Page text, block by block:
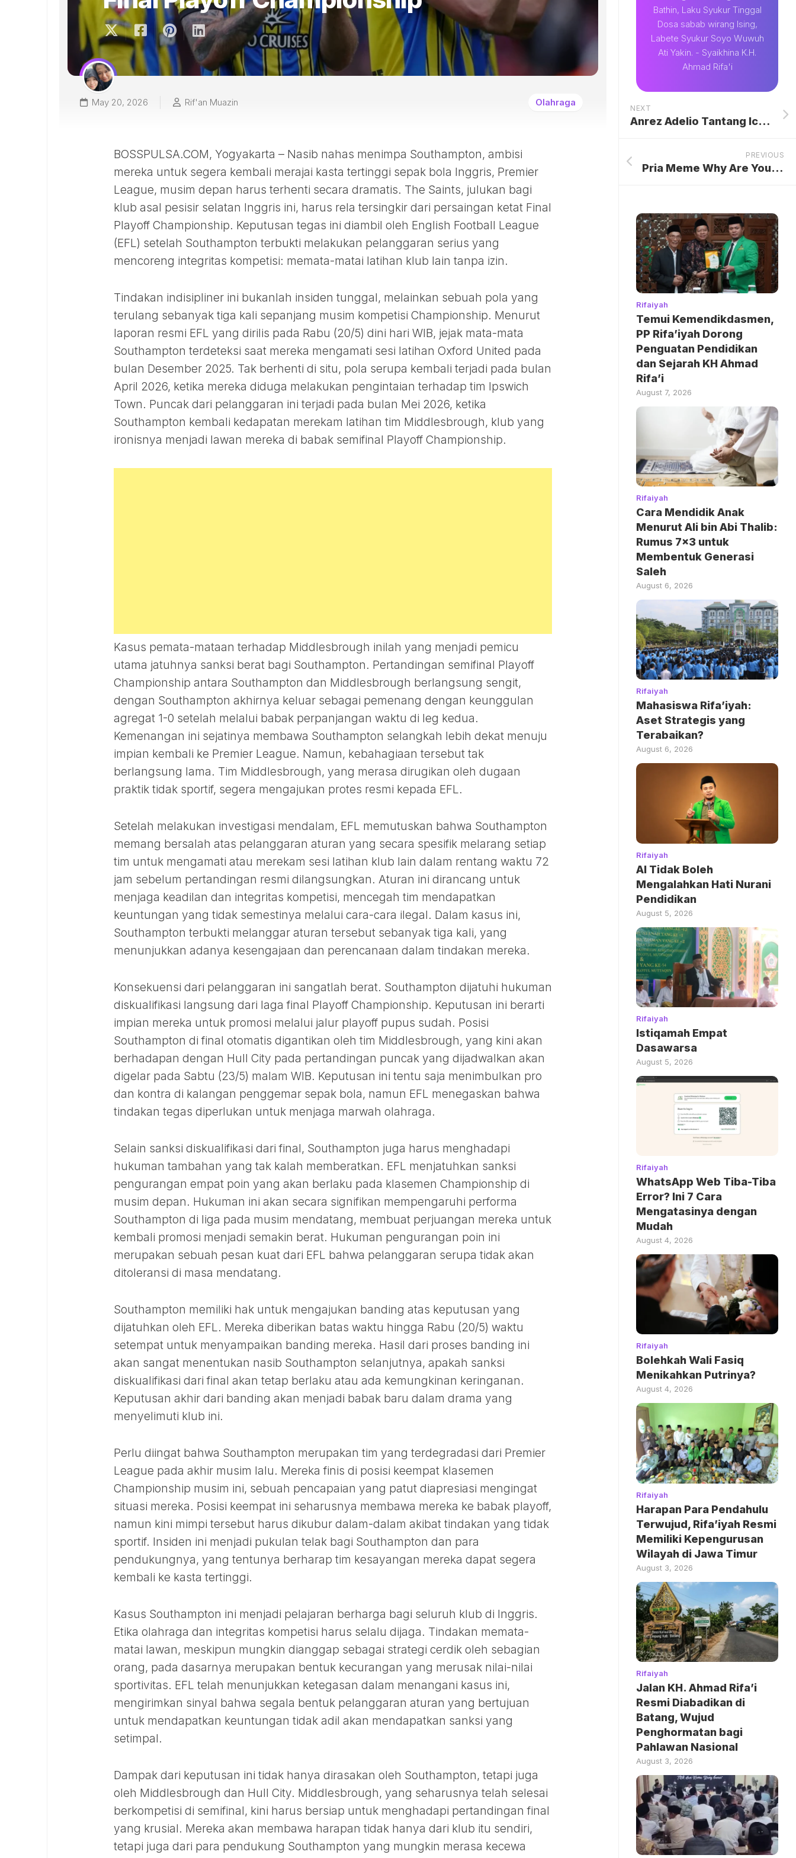
May 20, 2026 Rif'an Muazin Olahraga
BOSSPULSA.COM, Yogyakarta – Nasib nahas menimpa Southampton, ambisi
mereka untuk segera kembali merajai kasta tertinggi sepak bola Inggris, Premier
League, musim depan harus terhenti secara dramatis. The Saints, julukan bagi
klub asal pesisir selatan Inggris ini, harus rela tersingkir dari persaingan ketat Final
Playoff Championship. Keputusan tegas ini diambil oleh English Football League
(EFL) setelah Southampton terbukti melakukan pelanggaran serius yang
mencoreng integritas kompetisi: memata-matai latihan klub lain tanpa izin.
Tindakan indisipliner ini bukanlah insiden tunggal, melainkan sebuah pola yang
terulang sebanyak tiga kali sepanjang musim kompetisi Championship. Menurut
laporan resmi EFL yang dirilis pada Rabu (20/5) dini hari WIB, jejak mata-mata
Southampton terdeteksi saat mereka mengamati sesi latihan Oxford United pada
bulan Desember 2025. Tak berhenti di situ, pola serupa kembali terjadi pada bulan
April 2026, ketika mereka diduga melakukan pengintaian terhadap tim Ipswich
Town. Puncak dari pelanggaran ini terjadi pada bulan Mei 2026, ketika
Southampton kembali kedapatan merekam latihan tim Middlesbrough, klub yang
ironisnya menjadi lawan mereka di babak semifinal Playoff Championship.
Kasus pemata-mataan terhadap Middlesbrough inilah yang menjadi pemicu
utama jatuhnya sanksi berat bagi Southampton. Pertandingan semifinal Playoff
Championship antara Southampton dan Middlesbrough berlangsung sengit,
dengan Southampton akhirnya keluar sebagai pemenang dengan keunggulan
agregat 1-0 setelah melalui babak perpanjangan waktu di leg kedua.
Kemenangan ini sejatinya membawa Southampton selangkah lebih dekat menuju
impian kembali ke Premier League. Namun, kebahagiaan tersebut tak
berlangsung lama. Tim Middlesbrough, yang merasa dirugikan oleh dugaan
praktik tidak sportif, segera mengajukan protes resmi kepada EFL.
Setelah melakukan investigasi mendalam, EFL memutuskan bahwa Southampton
memang bersalah atas pelanggaran aturan yang secara spesifik melarang setiap
tim untuk mengamati atau merekam sesi latihan klub lain dalam rentang waktu 72
jam sebelum pertandingan resmi dilangsungkan. Aturan ini dirancang untuk
menjaga keadilan dan integritas kompetisi, mencegah tim mendapatkan
keuntungan yang tidak semestinya melalui cara-cara ilegal. Dalam kasus ini,
Southampton terbukti melanggar aturan tersebut sebanyak tiga kali, yang
menunjukkan adanya kesengajaan dan perencanaan dalam tindakan mereka.
Konsekuensi dari pelanggaran ini sangatlah berat. Southampton dijatuhi hukuman
diskualifikasi langsung dari laga final Playoff Championship. Keputusan ini berarti
impian mereka untuk promosi melalui jalur playoff pupus sudah. Posisi
Southampton di final otomatis digantikan oleh tim Middlesbrough, yang kini akan
berhadapan dengan Hull City pada pertandingan puncak yang dijadwalkan akan
digelar pada Sabtu (23/5) malam WIB. Keputusan ini tentu saja menimbulkan pro
dan kontra di kalangan penggemar sepak bola, namun EFL menegaskan bahwa
tindakan tegas diperlukan untuk menjaga marwah olahraga.
Selain sanksi diskualifikasi dari final, Southampton juga harus menghadapi
hukuman tambahan yang tak kalah memberatkan. EFL menjatuhkan sanksi
pengurangan empat poin yang akan berlaku pada klasemen Championship di
musim depan. Hukuman ini akan secara signifikan mempengaruhi performa
Southampton di liga pada musim mendatang, membuat perjuangan mereka untuk
kembali promosi menjadi semakin berat. Hukuman pengurangan poin ini
merupakan sebuah pesan kuat dari EFL bahwa pelanggaran serupa tidak akan
ditoleransi di masa mendatang.
Southampton memiliki hak untuk mengajukan banding atas keputusan yang
dijatuhkan oleh EFL. Mereka diberikan batas waktu hingga Rabu (20/5) waktu
setempat untuk menyampaikan banding mereka. Hasil dari proses banding ini
akan sangat menentukan nasib Southampton selanjutnya, apakah sanksi
diskualifikasi dari final akan tetap berlaku atau ada kemungkinan keringanan.
Keputusan akhir dari banding akan menjadi babak baru dalam drama yang
menyelimuti klub ini.
Perlu diingat bahwa Southampton merupakan tim yang terdegradasi dari Premier
League pada akhir musim lalu. Mereka finis di posisi keempat klasemen
Championship musim ini, sebuah pencapaian yang patut diapresiasi mengingat
situasi mereka. Posisi keempat ini seharusnya membawa mereka ke babak playoff,
namun kini mimpi tersebut harus dikubur dalam-dalam akibat tindakan yang tidak
sportif. Insiden ini menjadi pukulan telak bagi Southampton dan para
pendukungnya, yang tentunya berharap tim kesayangan mereka dapat segera
kembali ke kasta tertinggi.
Kasus Southampton ini menjadi pelajaran berharga bagi seluruh klub di Inggris.
Etika olahraga dan integritas kompetisi harus selalu dijaga. Tindakan memata-
matai lawan, meskipun mungkin dianggap sebagai strategi cerdik oleh sebagian
orang, pada dasarnya merupakan bentuk kecurangan yang merusak nilai-nilai
sportivitas. EFL telah menunjukkan ketegasan dalam menangani kasus ini,
mengirimkan sinyal bahwa segala bentuk pelanggaran aturan yang bertujuan
untuk mendapatkan keuntungan tidak adil akan mendapatkan sanksi yang
setimpal.
Dampak dari keputusan ini tidak hanya dirasakan oleh Southampton, tetapi juga
oleh Middlesbrough dan Hull City. Middlesbrough, yang seharusnya telah selesai
berkompetisi di semifinal, kini harus bersiap untuk menghadapi pertandingan final
yang krusial. Mereka akan membawa harapan tidak hanya dari klub itu sendiri,
tetapi juga dari para pendukung Southampton yang mungkin merasa kecewa
Bathin, Laku Syukur Tinggal
Dosa sabab wirang Ising,
Labete Syukur Soyo Wuwuh
Ati Yakin. - Syaikhina K.H.
Ahmad Rifa'i
NEXT
Anrez Adelio Tantang Icel Tes DNA demi Buktikan Status Anak
PREVIOUS
Pria Meme Why Are You Gay, Ini Kondisinya Sekarang
Rifaiyah
Temui Kemendikdasmen,
PP Rifa’iyah Dorong
Penguatan Pendidikan
dan Sejarah KH Ahmad
Rifa’i
August 7, 2026
Rifaiyah
Cara Mendidik Anak
Menurut Ali bin Abi Thalib:
Rumus 7×3 untuk
Membentuk Generasi
Saleh
August 6, 2026
Rifaiyah
Mahasiswa Rifa’iyah:
Aset Strategis yang
Terabaikan?
August 6, 2026
Rifaiyah
AI Tidak Boleh
Mengalahkan Hati Nurani
Pendidikan
August 5, 2026
Rifaiyah
Istiqamah Empat
Dasawarsa
August 5, 2026
Rifaiyah
WhatsApp Web Tiba-Tiba
Error? Ini 7 Cara
Mengatasinya dengan
Mudah
August 4, 2026
Rifaiyah
Bolehkah Wali Fasiq
Menikahkan Putrinya?
August 4, 2026
Rifaiyah
Harapan Para Pendahulu
Terwujud, Rifa’iyah Resmi
Memiliki Kepengurusan
Wilayah di Jawa Timur
August 3, 2026
Rifaiyah
Jalan KH. Ahmad Rifa’i
Resmi Diabadikan di
Batang, Wujud
Penghormatan bagi
Pahlawan Nasional
August 3, 2026